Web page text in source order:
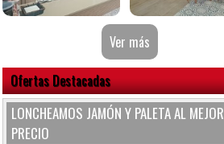
Ofertas Destacadas
LONCHEAMOS JAMÓN Y PALETA AL MEJOR
PRECIO